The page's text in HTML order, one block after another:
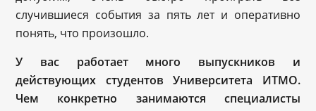
случившиеся события за пять лет и оперативно
понять, что произошло.
У вас работает много выпускников и
действующих студентов Университета ИТМО.
Чем конкретно занимаются специалисты